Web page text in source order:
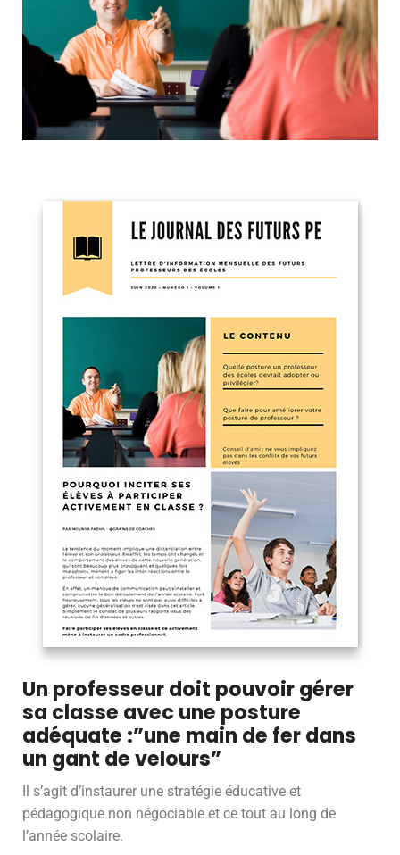
Un professeur doit pouvoir gérer
sa classe avec une posture
adéquate :”une main de fer dans
un gant de velours”
Il s’agit d’instaurer une stratégie éducative et
pédagogique non négociable et ce tout au long de
l’année scolaire.